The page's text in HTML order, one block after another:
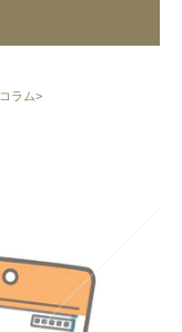
コラム>